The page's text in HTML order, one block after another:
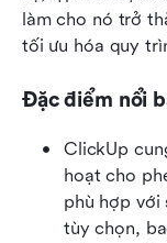
làm cho nó trở
tối ưu hóa quy
Đặc điểm nổi
ClickUp
hoạt cho
phù hợp với
tùy chọn,